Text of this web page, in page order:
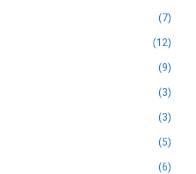
(7)
(12)
(9)
(3)
(3)
(5)
(6)